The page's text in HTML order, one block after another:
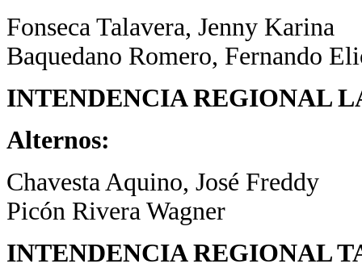
Fonseca Talavera, Jenny Karina
Baquedano Romero, Fernando
INTENDENCIA REGIONAL
Alternos:
Chavesta Aquino, José Freddy
Picón Rivera Wagner
INTENDENCIA REGIONAL